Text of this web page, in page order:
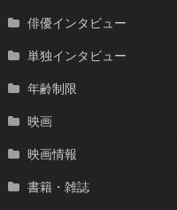
俳優インタビュー
単独インタビュー
年齢制限
映画
映画情報
書籍・雑誌